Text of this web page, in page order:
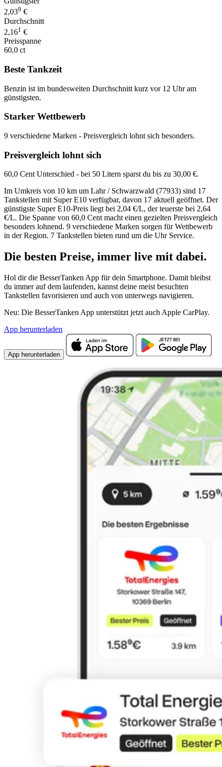
2,039 €
Durchschnitt
2,161 €
Preisspanne
60,0 ct
Beste Tankzeit
Benzin ist im bundesweiten Durchschnitt kurz vor 12 Uhr am
günstigsten.
Starker Wettbewerb
9 verschiedene Marken - Preisvergleich lohnt sich besonders.
Preisvergleich lohnt sich
60,0 Cent Unterschied - bei 50 Litern sparst du bis zu 30,00 €.
Im Umkreis von 10 km um Lahr / Schwarzwald (77933) sind 17
Tankstellen mit Super E10 verfügbar, davon 17 aktuell geöffnet. Der
günstigste Super E10-Preis liegt bei 2,04 €/L, der teuerste bei 2,64
€/L. Die Spanne von 60,0 Cent macht einen gezielten Preisvergleich
besonders lohnend. 9 verschiedene Marken sorgen für Wettbewerb
in der Region. 7 Tankstellen bieten rund um die Uhr Service.
Die besten Preise, immer live mit dabei.
Hol dir die BesserTanken App für dein Smartphone. Damit bleibst
du immer auf dem laufenden, kannst deine meist besuchten
Tankstellen favorisieren und auch von unterwegs navigieren.
Neu: Die BesserTanken App unterstützt jetzt auch Apple CarPlay.
App herunterladen
App herunterladen